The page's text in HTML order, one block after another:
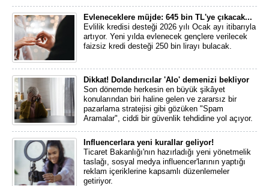
Evleneceklere müjde: 645 bin TL'ye çıkacak...
Evlilik kredisi desteği 2026 yılı Ocak ayı itibarıyla
artıyor. Yeni yılda evlenecek gençlere verilecek
faizsiz kredi desteği 250 bin lirayı bulacak.
Dikkat! Dolandırıcılar 'Alo' demenizi bekliyor
Son dönemde herkesin en büyük şikâyet
konularından biri haline gelen ve zararsız bir
pazarlama stratejisi gibi gözüken "Spam
Aramalar", ciddi bir güvenlik tehdidine yol açıyor.
Influencerlara yeni kurallar geliyor!
Ticaret Bakanlığı'nın hazırladığı yeni yönetmelik
taslağı, sosyal medya influencer'larının yaptığı
reklam içeriklerine kapsamlı düzenlemeler
getiriyor.